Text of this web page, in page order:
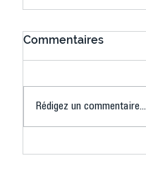
(Denise Huet)
Commentaires
Rédigez un commentaire...